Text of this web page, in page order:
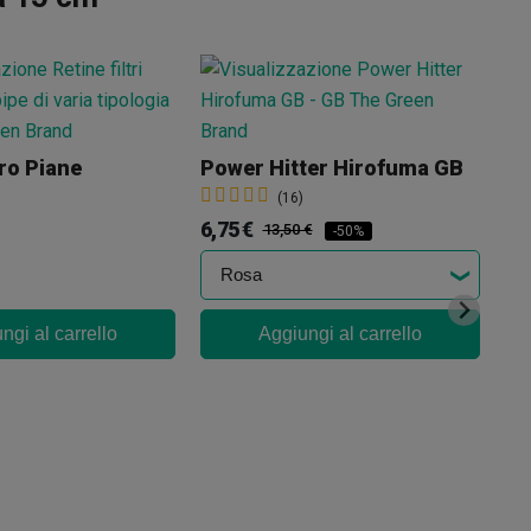
Piane
al carrello
Power Hitter Hirofuma GB
(16)
6,75 € 13,50 € -50%
Aggiungi al carrello